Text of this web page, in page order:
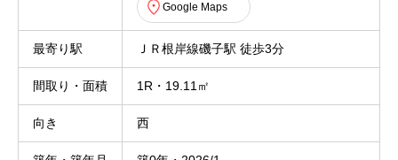
Google Maps
最寄り駅 ＪＲ根岸線磯子駅 徒歩3分
間取り・面積 1R・19.11㎡
向き 西